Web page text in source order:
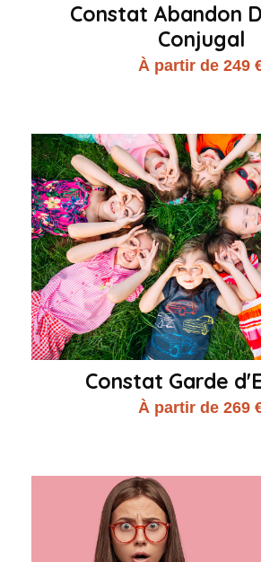
Constat Abandon
Conjugal
À partir de 249
Constat Garde
À partir de 269